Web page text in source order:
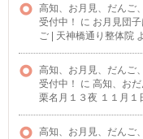
高知、お月見、だんご
受付中！
に お月見団
ご | 天神橋通り整体院
高知、お月見、だんご
受付中！
に 高知、お
栗名月１３夜 １１月１
高知、お月見、だんご